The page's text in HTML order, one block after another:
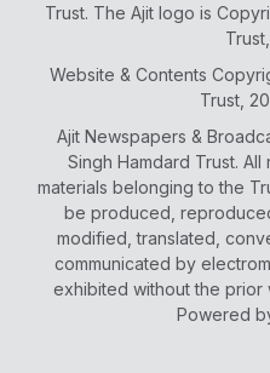
Trust. The Ajit logo is
Website & Contents
Trust,
Ajit Newspapers &
Singh Hamdard Trust.
materials belonging to the
be produced,
modified, translated,
communicated by
exhibited without the prior
Powered